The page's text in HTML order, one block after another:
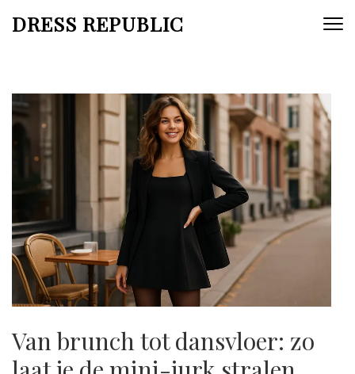
DRESS REPUBLIC
Van brunch tot dansvloer: zo